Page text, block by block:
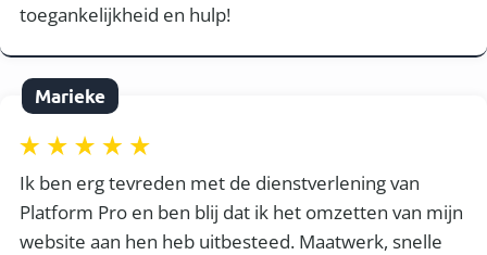
toegankelijkheid en hulp!
Marieke
Ik ben erg tevreden met de dienstverlening van
Platform Pro en ben blij dat ik het omzetten van mijn
website aan hen heb uitbesteed. Maatwerk, snelle